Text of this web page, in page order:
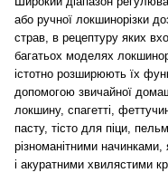
або ручної локшинорізки
страв, в рецептуру яких
багатьох моделях
істотно розширюють їх
допомогою звичайної
локшину, спагетті,
пасту, тісто для піци,
різноманітними начинками,
і акуратними хвилястими